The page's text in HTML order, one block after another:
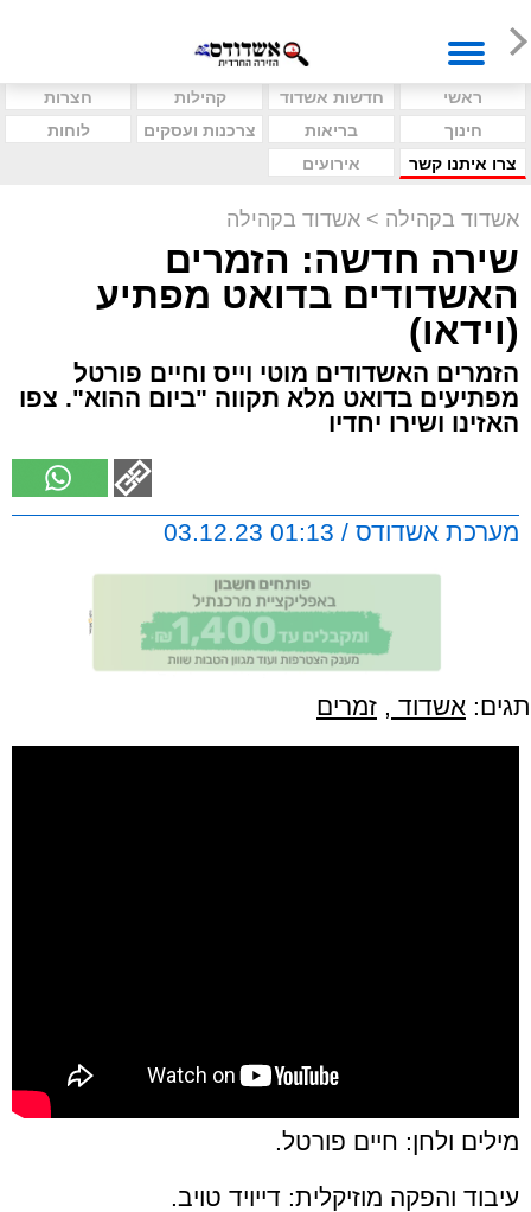
ראשי חדשות אשדוד קהילות
חצרות
חינוך
בריאות צרכנות ועסקים
לוחות
צרו איתנו קשר
אירועים
אשדוד בקהילה > אשדוד בקהילה
שירה חדשה: הזמרים
האשדודים בדואט מפתיע
(וידאו)
הזמרים האשדודים מוטי וייס וחיים פורטל
מפתיעים בדואט מלא תקווה "ביום ההוא". צפו
האזינו ושירו יחדיו
מערכת אשדודס / 01:13 03.12.23
תגים: אשדוד , זמרים
מילים ולחן: חיים פורטל.
עיבוד והפקה מוזיקלית: דייויד טויב.